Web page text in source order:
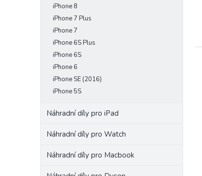
iPhone 8
iPhone 7 Plus
iPhone 7
iPhone 6S Plus
iPhone 6S
iPhone 6
iPhone SE (2016)
iPhone 5S
Náhradní díly pro iPad
Náhradní díly pro Watch
Náhradní díly pro Macbook